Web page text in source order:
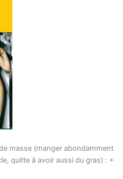
masse (manger abondamment
quitte à avoir aussi du gras) : +